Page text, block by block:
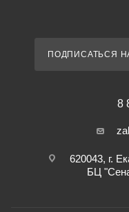
ПОДПИСАТЬСЯ
8
620043, г.
БЦ